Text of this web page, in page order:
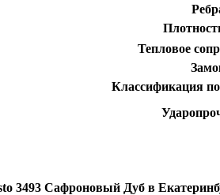
Тепловое
Классификация по
3493 Сафроновый Дуб в